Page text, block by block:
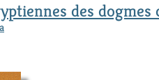
des dogmes